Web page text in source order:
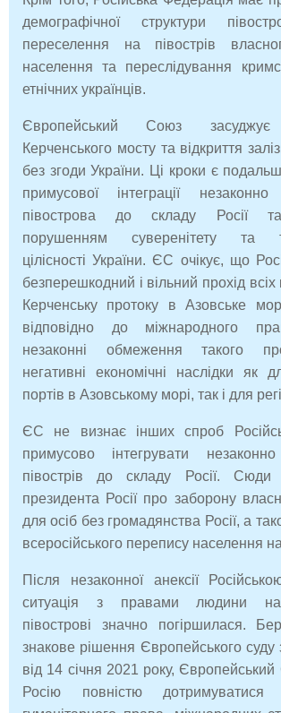
демографічної структури
переселення на півострів
населення та переслідування
етнічних українців.
Європейський Союз засуджує
Керченського мосту та відкриття
без згоди України. Ці кроки є
примусової інтеграції незаконно
півострова до складу Росії
порушенням суверенітету та
цілісності України. ЄС очікує, що
безперешкодний і вільний прохід всіх
Керченську протоку в Азовське
відповідно до міжнародного
незаконні обмеження такого
негативні економічні наслідки як
портів в Азовському морі, так і для
ЄС не визнає інших спроб
примусово інтегрувати
півострів до складу Росії. Сюди
президента Росії про заборону
для осіб без громадянства Росії, а
всеросійського перепису населення
Після незаконної анексії
ситуація з правами людини на
півострові значно погіршилася.
знакове рішення Європейського
від 14 січня 2021 року,
Росію повністю дотримуватися